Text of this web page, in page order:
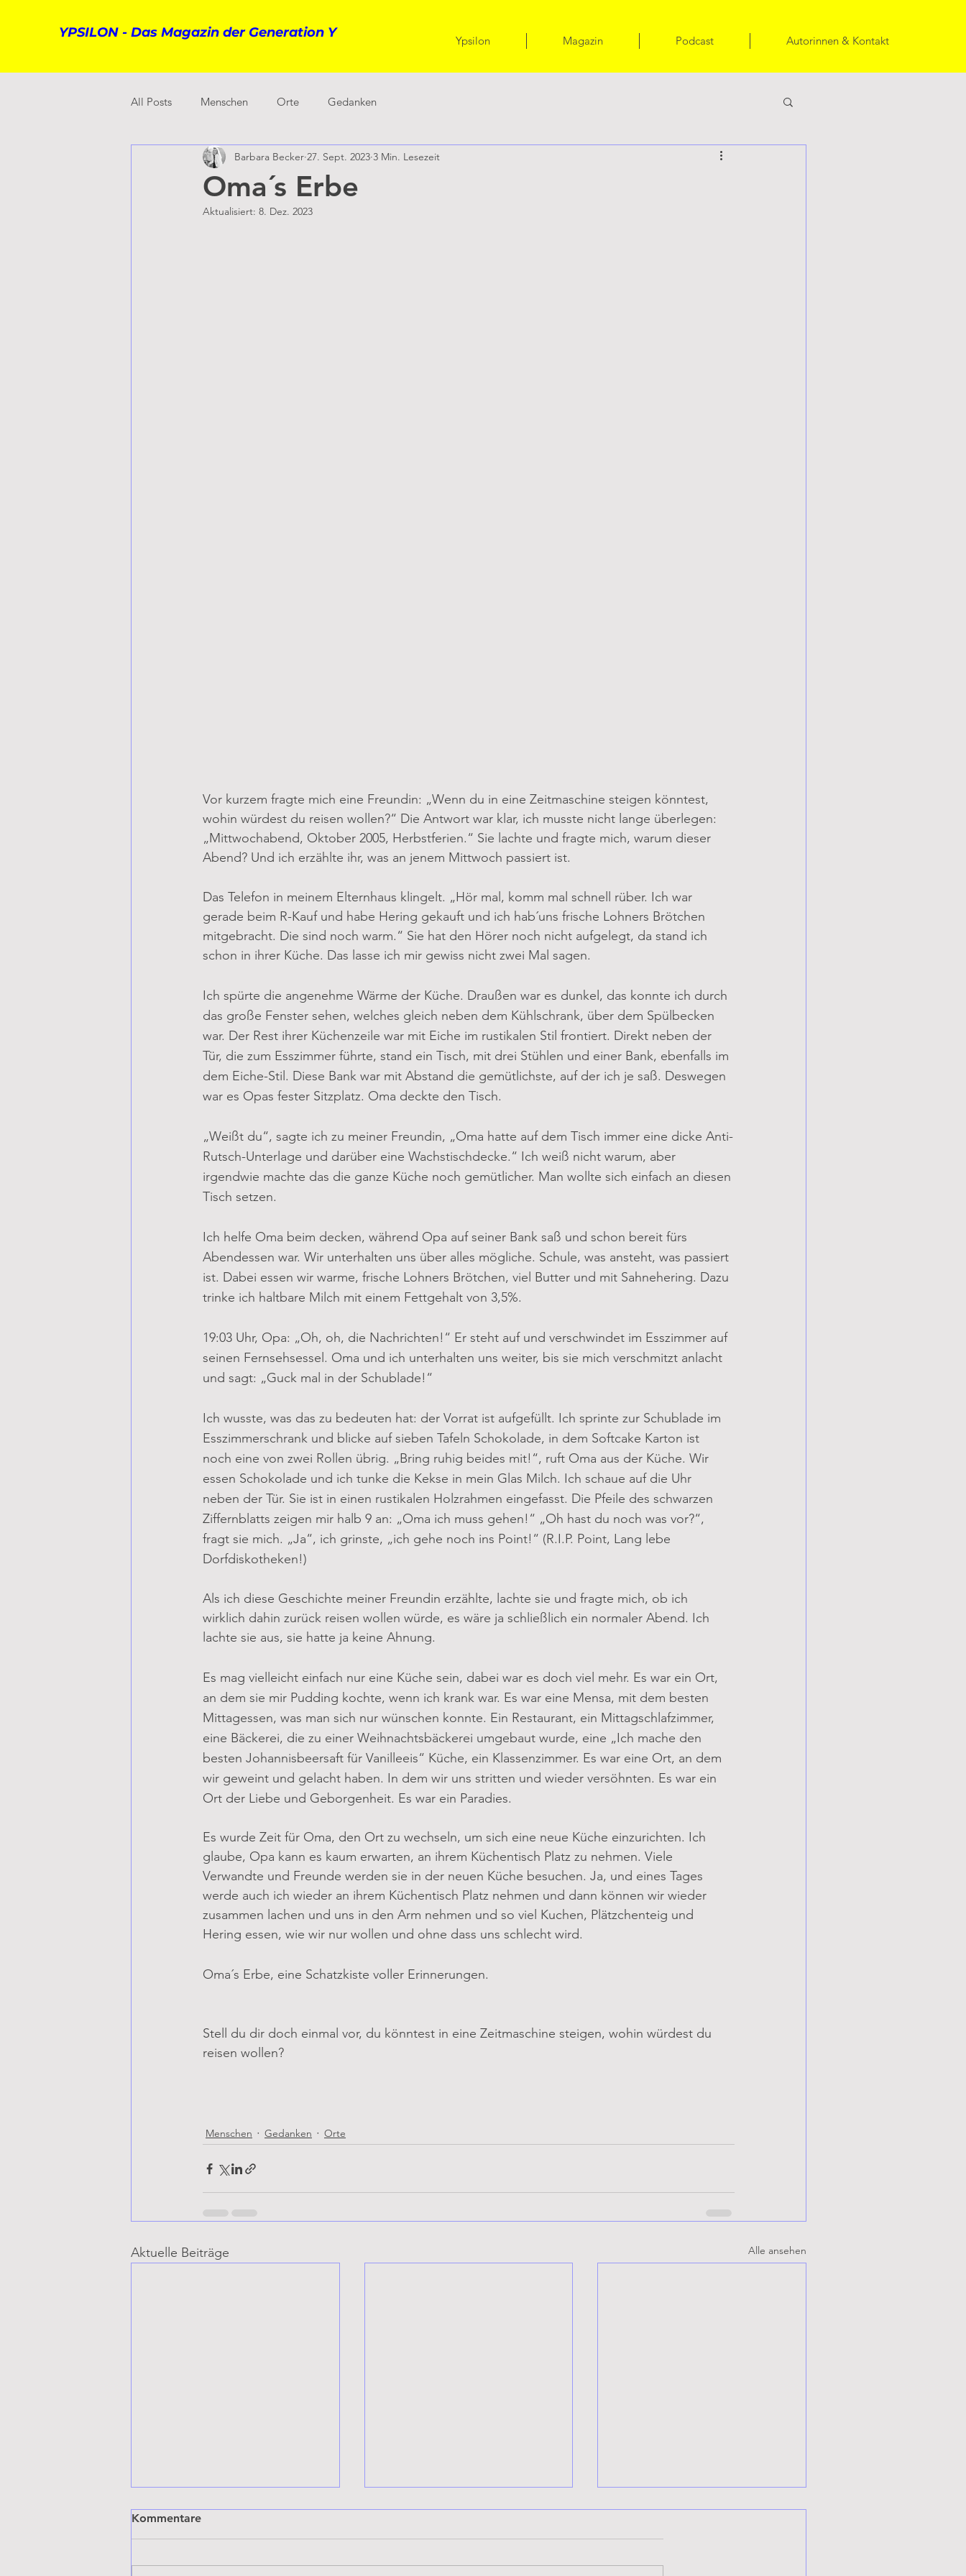
YPSILON - Das Magazin der Generation Y
Ypsilon Magazin Podcast Autorinnen & Kontakt
All Posts Menschen Orte Gedanken
Oma´s Erbe
Barbara Becker 27. Sept. 2023 3 Min. Lesezeit
Aktualisiert: 8. Dez. 2023
Vor kurzem fragte mich eine Freundin: „Wenn du in eine Zeitmaschine steigen könntest,
wohin würdest du reisen wollen?“ Die Antwort war klar, ich musste nicht lange überlegen:
„Mittwochabend, Oktober 2005, Herbstferien.“ Sie lachte und fragte mich, warum dieser
Abend? Und ich erzählte ihr, was an jenem Mittwoch passiert ist.
Das Telefon in meinem Elternhaus klingelt. „Hör mal, komm mal schnell rüber. Ich war
gerade beim R-Kauf und habe Hering gekauft und ich hab´uns frische Lohners Brötchen
mitgebracht. Die sind noch warm.“ Sie hat den Hörer noch nicht aufgelegt, da stand ich
schon in ihrer Küche. Das lasse ich mir gewiss nicht zwei Mal sagen.
Ich spürte die angenehme Wärme der Küche. Draußen war es dunkel, das konnte ich durch
das große Fenster sehen, welches gleich neben dem Kühlschrank, über dem Spülbecken
war. Der Rest ihrer Küchenzeile war mit Eiche im rustikalen Stil frontiert. Direkt neben der
Tür, die zum Esszimmer führte, stand ein Tisch, mit drei Stühlen und einer Bank, ebenfalls im
dem Eiche-Stil. Diese Bank war mit Abstand die gemütlichste, auf der ich je saß. Deswegen
war es Opas fester Sitzplatz. Oma deckte den Tisch.
„Weißt du“, sagte ich zu meiner Freundin, „Oma hatte auf dem Tisch immer eine dicke Anti-
Rutsch-Unterlage und darüber eine Wachstischdecke.“ Ich weiß nicht warum, aber
irgendwie machte das die ganze Küche noch gemütlicher. Man wollte sich einfach an diesen
Tisch setzen.
Ich helfe Oma beim decken, während Opa auf seiner Bank saß und schon bereit fürs
Abendessen war. Wir unterhalten uns über alles mögliche. Schule, was ansteht, was passiert
ist. Dabei essen wir warme, frische Lohners Brötchen, viel Butter und mit Sahnehering. Dazu
trinke ich haltbare Milch mit einem Fettgehalt von 3,5%.
19:03 Uhr, Opa: „Oh, oh, die Nachrichten!“ Er steht auf und verschwindet im Esszimmer auf
seinen Fernsehsessel. Oma und ich unterhalten uns weiter, bis sie mich verschmitzt anlacht
und sagt: „Guck mal in der Schublade!“
Ich wusste, was das zu bedeuten hat: der Vorrat ist aufgefüllt. Ich sprinte zur Schublade im
Esszimmerschrank und blicke auf sieben Tafeln Schokolade, in dem Softcake Karton ist
noch eine von zwei Rollen übrig. „Bring ruhig beides mit!“, ruft Oma aus der Küche. Wir
essen Schokolade und ich tunke die Kekse in mein Glas Milch. Ich schaue auf die Uhr
neben der Tür. Sie ist in einen rustikalen Holzrahmen eingefasst. Die Pfeile des schwarzen
Ziffernblatts zeigen mir halb 9 an: „Oma ich muss gehen!“ „Oh hast du noch was vor?“,
fragt sie mich. „Ja“, ich grinste, „ich gehe noch ins Point!“ (R.I.P. Point, Lang lebe
Dorfdiskotheken!)
Als ich diese Geschichte meiner Freundin erzählte, lachte sie und fragte mich, ob ich
wirklich dahin zurück reisen wollen würde, es wäre ja schließlich ein normaler Abend. Ich
lachte sie aus, sie hatte ja keine Ahnung.
Es mag vielleicht einfach nur eine Küche sein, dabei war es doch viel mehr. Es war ein Ort,
an dem sie mir Pudding kochte, wenn ich krank war. Es war eine Mensa, mit dem besten
Mittagessen, was man sich nur wünschen konnte. Ein Restaurant, ein Mittagschlafzimmer,
eine Bäckerei, die zu einer Weihnachtsbäckerei umgebaut wurde, eine „Ich mache den
besten Johannisbeersaft für Vanilleeis“ Küche, ein Klassenzimmer. Es war eine Ort, an dem
wir geweint und gelacht haben. In dem wir uns stritten und wieder versöhnten. Es war ein
Ort der Liebe und Geborgenheit. Es war ein Paradies.
Es wurde Zeit für Oma, den Ort zu wechseln, um sich eine neue Küche einzurichten. Ich
glaube, Opa kann es kaum erwarten, an ihrem Küchentisch Platz zu nehmen. Viele
Verwandte und Freunde werden sie in der neuen Küche besuchen. Ja, und eines Tages
werde auch ich wieder an ihrem Küchentisch Platz nehmen und dann können wir wieder
zusammen lachen und uns in den Arm nehmen und so viel Kuchen, Plätzchenteig und
Hering essen, wie wir nur wollen und ohne dass uns schlecht wird.
Oma´s Erbe, eine Schatzkiste voller Erinnerungen.
Stell du dir doch einmal vor, du könntest in eine Zeitmaschine steigen, wohin würdest du
reisen wollen?
Menschen Gedanken Orte
Aktuelle Beiträge Alle ansehen
Kommentare